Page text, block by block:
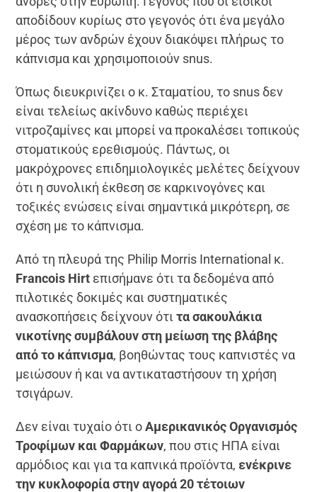
αποδίδουν κυρίως στο γεγονός ότι ένα μεγάλο
μέρος των ανδρών έχουν διακόψει πλήρως το
κάπνισμα και χρησιμοποιούν snus.
Όπως διευκρινίζει ο κ. Σταματίου, το snus δεν
είναι τελείως ακίνδυνο καθώς περιέχει
νιτροζαμίνες και μπορεί να προκαλέσει τοπικούς
στοματικούς ερεθισμούς. Πάντως, οι
μακρόχρονες επιδημιολογικές μελέτες δείχνουν
ότι η συνολική έκθεση σε καρκινογόνες και
τοξικές ενώσεις είναι σημαντικά μικρότερη, σε
σχέση με το κάπνισμα.
Από τη πλευρά της Philip Morris International κ.
Francois Hirt επισήμανε ότι τα δεδομένα από
πιλοτικές δοκιμές και συστηματικές
ανασκοπήσεις δείχνουν ότιτα σακουλάκια
νικοτίνης συμβάλουν στη μείωση της βλάβης
από το κάπνισμα, βοηθώντας τους καπνιστές να
μειώσουν ή και να αντικαταστήσουν τη χρήση
τσιγάρων.
Δεν είναι τυχαίο ότι οΑμερικανικός Οργανισμός
Τροφίμων και Φαρμάκων, που στις ΗΠΑ είναι
αρμόδιος και για τα καπνικά προϊόντα, ενέκρινε
την κυκλοφορία στην αγορά 20 τέτοιων